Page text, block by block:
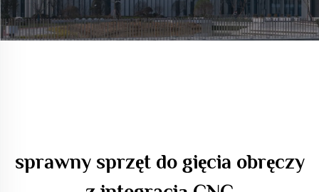
sprawny sprzęt do gięcia obręczy